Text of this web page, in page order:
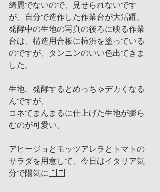
綺麗でないので、見せられないです
が、自分で造作した作業台が大活躍。
発酵中の生地の写真の後ろに映る作業
台は、構造用合板に柿渋を塗っている
のですが、タンニンのいい色出てきま
した。
生地、発酵するとめっちゃデカくなる
んですが、
コネてまんまるに仕上げた生地が膨ら
むのが可愛い。
アヒージョとモッツアレラとトマトの
サラダを用意して、今日はイタリア気
分で陽気に🇮🇹